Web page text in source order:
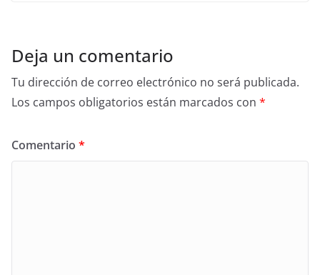
Deja un comentario
Tu dirección de correo electrónico no será publicada.
Los campos obligatorios están marcados con *
Comentario *